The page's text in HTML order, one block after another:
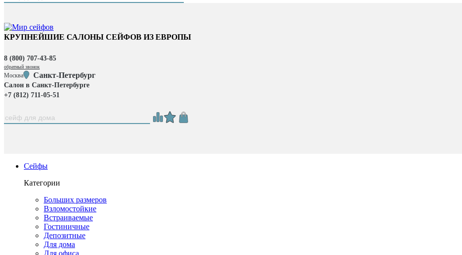
КРУПНЕЙШИЕ САЛОНЫ СЕЙФОВ ИЗ ЕВРОПЫ
8 (800) 707-43-85
обратный звонок
Москва Санкт-Петербург
Салон в Санкт-Петербурге
+7 (812) 711-05-51
Сейфы
Категории
Больших размеров
Взломостойкие
Встраиваемые
Гостиничные
Депозитные
Для дома
Для офиса